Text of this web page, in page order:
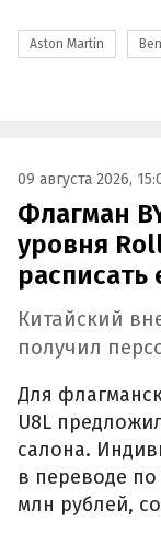
Aston Martin
09 августа 2026,
Флагман
уровня
расписать
Китайский
получил
Для
U8L
салона.
в переводе
млн рублей,